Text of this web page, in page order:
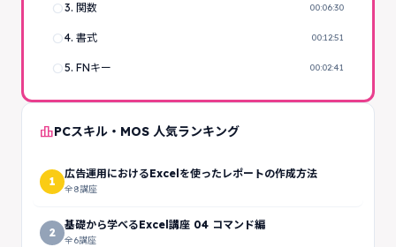
radio_button_unchecked3. 関数 00:06:30
radio_button_unchecked4. 書式 00:12:51
radio_button_unchecked5. FNキー 00:02:41
leaderboardPCスキル・MOS 人気ランキング
1
広告運用におけるExcelを使ったレポートの作成方法
全8講座
2
基礎から学べるExcel講座 04 コマンド編
全6講座